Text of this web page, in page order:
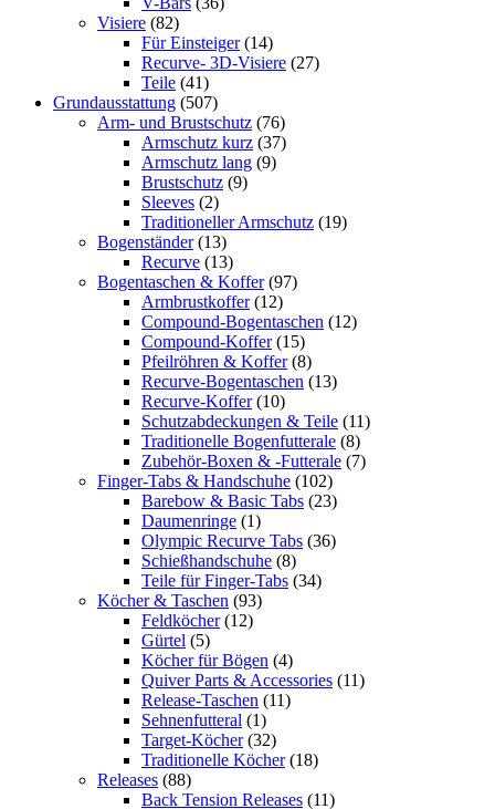
Visiere (82)
Für Einsteiger (14)
Recurve- 3D-Visiere (27)
Teile (41)
Grundausstattung (507)
Arm- und Brustschutz (76)
Armschutz kurz (37)
Armschutz lang (9)
Brustschutz (9)
Sleeves (2)
Traditioneller Armschutz (19)
Bogenständer (13)
Recurve (13)
Bogentaschen & Koffer (97)
Armbrustkoffer (12)
Compound-Bogentaschen (12)
Compound-Koffer (15)
Pfeilröhren & Koffer (8)
Recurve-Bogentaschen (13)
Recurve-Koffer (10)
Schutzabdeckungen & Teile (11)
Traditionelle Bogenfutterale (8)
Zubehör-Boxen & -Futterale (7)
Finger-Tabs & Handschuhe (102)
Barebow & Basic Tabs (23)
Daumenringe (1)
Olympic Recurve Tabs (36)
Schießhandschuhe (8)
Teile für Finger-Tabs (34)
Köcher & Taschen (93)
Feldköcher (12)
Gürtel (5)
Köcher für Bögen (4)
Quiver Parts & Accessories (11)
Release-Taschen (11)
Sehnenfutteral (1)
Target-Köcher (32)
Traditionelle Köcher (18)
Releases (88)
Back Tension Releases (11)